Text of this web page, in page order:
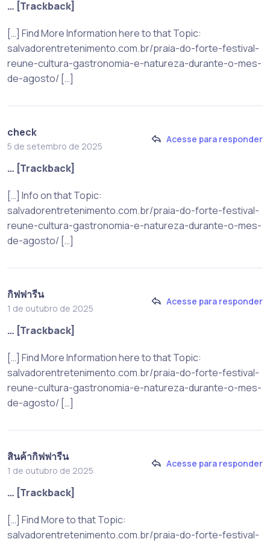
… [Trackback]
[…] Find More Information here to that Topic:
salvadorentretenimento.com.br/praia-do-forte-festival-
reune-cultura-gastronomia-e-natureza-durante-o-mes-
de-agosto/ […]
check
5 de setembro de 2025
Acesse para responder
… [Trackback]
[…] Info on that Topic:
salvadorentretenimento.com.br/praia-do-forte-festival-
reune-cultura-gastronomia-e-natureza-durante-o-mes-
de-agosto/ […]
กิฟฟารีน
1 de outubro de 2025
Acesse para responder
… [Trackback]
[…] Find More Information here to that Topic:
salvadorentretenimento.com.br/praia-do-forte-festival-
reune-cultura-gastronomia-e-natureza-durante-o-mes-
de-agosto/ […]
สินค้ากิฟฟารีน
1 de outubro de 2025
Acesse para responder
… [Trackback]
[…] Find More to that Topic:
salvadorentretenimento.com.br/praia-do-forte-festival-